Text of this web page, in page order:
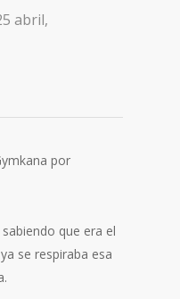
abril,
por
que era el
se respiraba esa